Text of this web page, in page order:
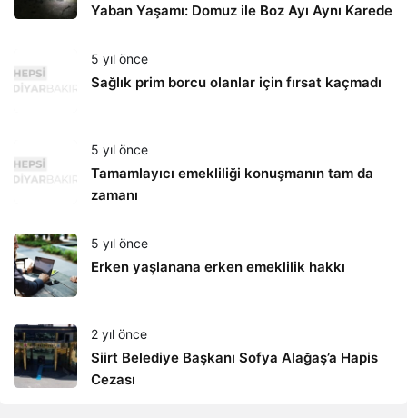
Yaban Yaşamı: Domuz ile Boz Ayı Aynı Karede
5 yıl önce
Sağlık prim borcu olanlar için fırsat kaçmadı
5 yıl önce
Tamamlayıcı emekliliği konuşmanın tam da
zamanı
5 yıl önce
Erken yaşlanana erken emeklilik hakkı
2 yıl önce
Siirt Belediye Başkanı Sofya Alağaş’a Hapis
Cezası